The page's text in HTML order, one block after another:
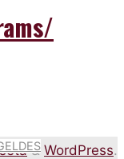
& WordPress.